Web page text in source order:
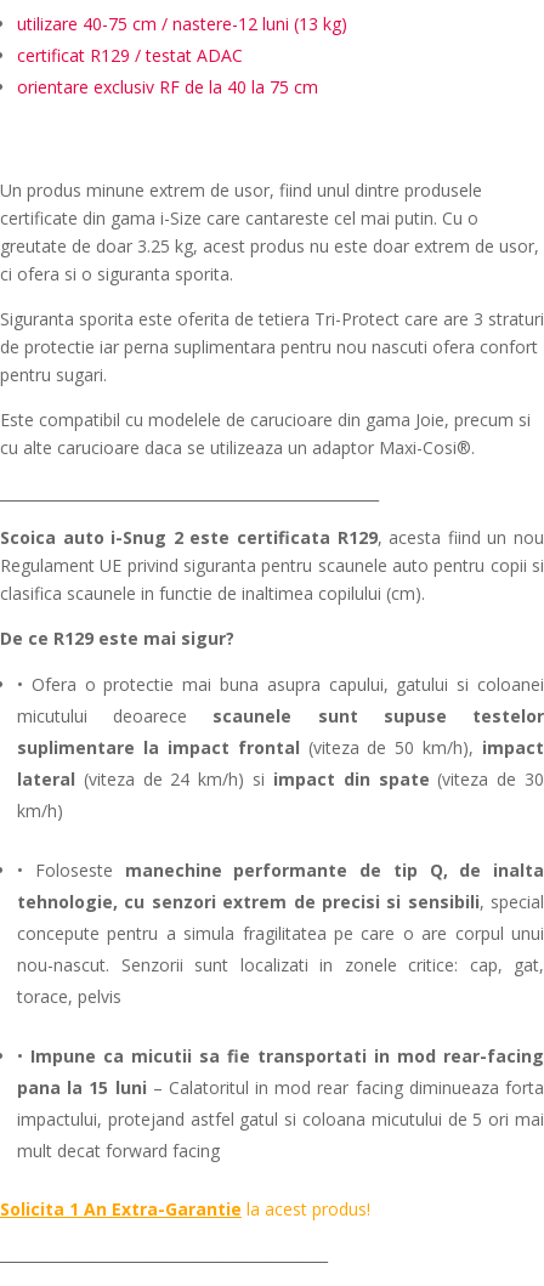
utilizare 40-75 cm / nastere-12 luni (13 kg)
certificat R129 / testat ADAC
orientare exclusiv RF de la 40 la 75 cm
Un produs minune extrem de usor, fiind unul dintre produsele
certificate din gama i-Size care cantareste cel mai putin. Cu o
greutate de doar 3.25 kg, acest produs nu este doar extrem de usor,
ci ofera si o siguranta sporita.
Siguranta sporita este oferita de tetiera Tri-Protect care are 3 straturi
de protectie iar perna suplimentara pentru nou nascuti ofera confort
pentru sugari.
Este compatibil cu modelele de carucioare din gama Joie, precum si
cu alte carucioare daca se utilizeaza un adaptor Maxi-Cosi®.
Scoica auto i-Snug 2 este certificata R129, acesta fiind un nou
Regulament UE privind siguranta pentru scaunele auto pentru copii si
clasifica scaunele in functie de inaltimea copilului (cm).
De ce R129 este mai sigur?
• Ofera o protectie mai buna asupra capului, gatului si coloanei
micutului deoarece scaunele sunt supuse testelor
suplimentare la impact frontal (viteza de 50 km/h), impact
lateral (viteza de 24 km/h) si impact din spate (viteza de 30
km/h)
• Foloseste manechine performante de tip Q, de inalta
tehnologie, cu senzori extrem de precisi si sensibili, special
concepute pentru a simula fragilitatea pe care o are corpul unui
nou-nascut. Senzorii sunt localizati in zonele critice: cap, gat,
torace, pelvis
• Impune ca micutii sa fie transportati in mod rear-facing
pana la 15 luni – Calatoritul in mod rear facing diminueaza forta
impactului, protejand astfel gatul si coloana micutului de 5 ori mai
mult decat forward facing
Solicita 1 An Extra-Garantie la acest produs!